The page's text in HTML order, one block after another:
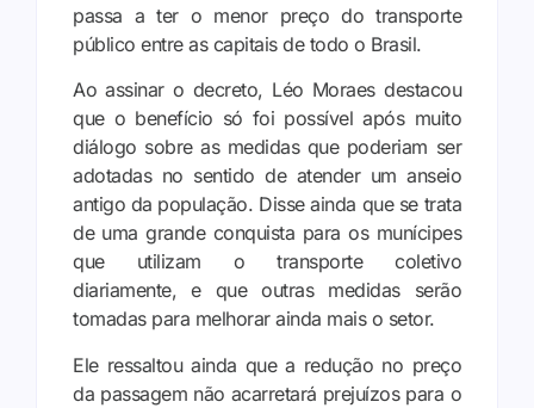
passa a ter o menor preço do transporte
público entre as capitais de todo o Brasil.
Ao assinar o decreto, Léo Moraes destacou
que o benefício só foi possível após muito
diálogo sobre as medidas que poderiam ser
adotadas no sentido de atender um anseio
antigo da população. Disse ainda que se trata
de uma grande conquista para os munícipes
que utilizam o transporte coletivo
diariamente, e que outras medidas serão
tomadas para melhorar ainda mais o setor.
Ele ressaltou ainda que a redução no preço
da passagem não acarretará prejuízos para o